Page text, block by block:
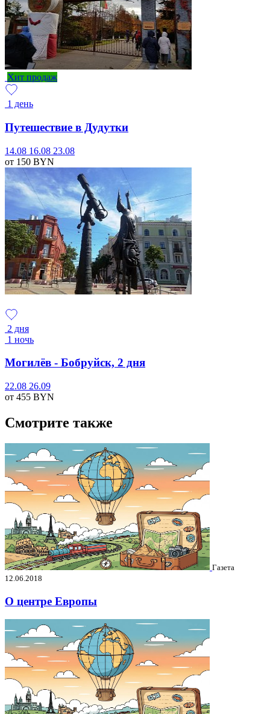
Хит продаж
1 день
Путешествие в Дудутки
14.08 16.08 23.08
от 150 BYN
2 дня
1 ночь
Могилёв - Бобруйск, 2 дня
22.08 26.09
от 455 BYN
Смотрите также
Газета
12.06.2018
О центре Европы